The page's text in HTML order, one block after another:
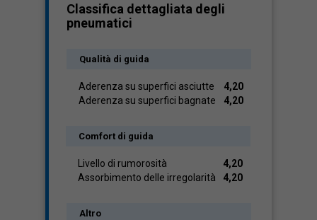
Classifica dettagliata degli
pneumatici
Qualità di guida
Aderenza su superfici asciutte
4,20
Aderenza su superfici bagnate
4,20
Comfort di guida
Livello di rumorosità
4,20
Assorbimento delle irregolarità
4,20
Altro